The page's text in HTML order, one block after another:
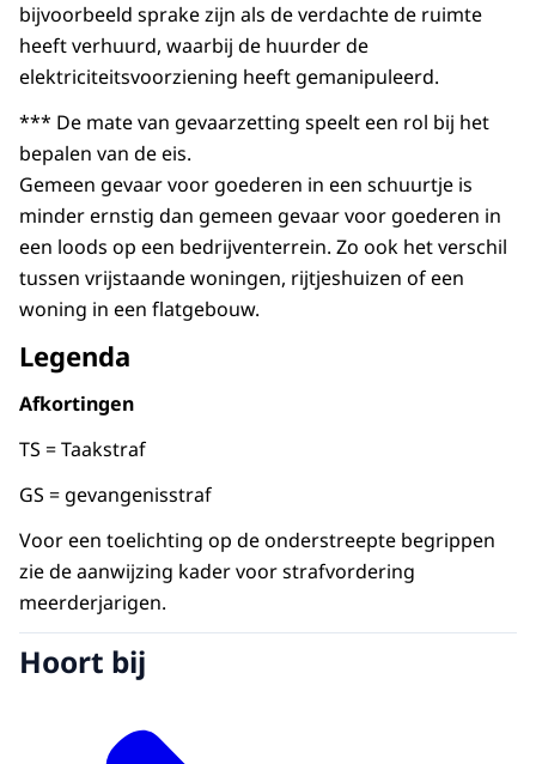
bijvoorbeeld sprake zijn als de verdachte de ruimte
heeft verhuurd, waarbij de huurder de
elektriciteitsvoorziening heeft gemanipuleerd.
*** De mate van gevaarzetting speelt een rol bij het
bepalen van de eis.
Gemeen gevaar voor goederen in een schuurtje is
minder ernstig dan gemeen gevaar voor goederen in
een loods op een bedrijventerrein. Zo ook het verschil
tussen vrijstaande woningen, rijtjeshuizen of een
woning in een flatgebouw.
Legenda
Afkortingen
TS = Taakstraf
GS = gevangenisstraf
Voor een toelichting op de onderstreepte begrippen
zie de aanwijzing kader voor strafvordering
meerderjarigen.
Hoort bij